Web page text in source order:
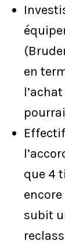
en
que 4
subit